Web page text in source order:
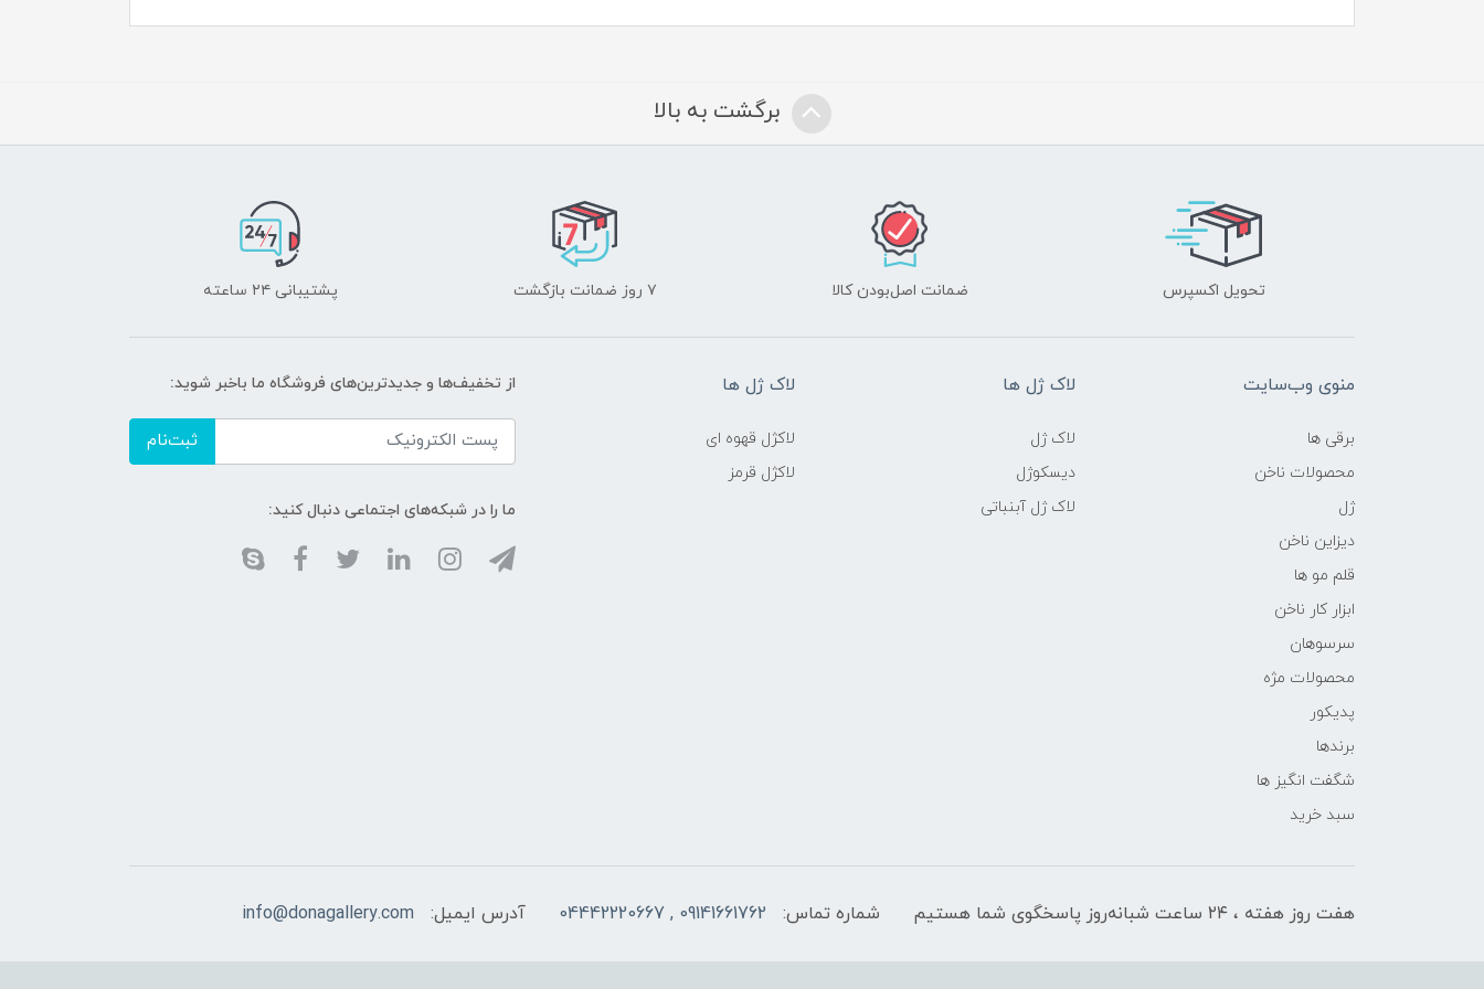
برگشت به بالا
تحویل اکسپرس ضمانت اصل‌بودن کالا ۷ روز ضمانت بازگشت پشتیبانی ۲۴ ساعته
منوی وب‌سایت
برقی ها
محصولات ناخن
ژل
دیزاین ناخن
قلم مو ها
ابزار کار ناخن
سرسوهان
محصولات مژه
پدیکور
برندها
شگفت انگیز ها
سبد خرید
لاک ژل ها
لاک ژل
دیسکوژل
لاک ژل آبنباتی
لاک ژل ها
لاکژل قهوه ای
لاکژل قرمز
از تخفیف‌ها و جدیدترین‌های فروشگاه ما باخبر شوید:
ثبت‌نام
ما را در شبکه‌های اجتماعی دنبال کنید:
هفت روز هفته ، ۲۴ ساعت شبانه‌روز پاسخگوی شما هستیم شماره تماس: 09141661762 , 04442220667 آدرس ایمیل: info@donagallery.com